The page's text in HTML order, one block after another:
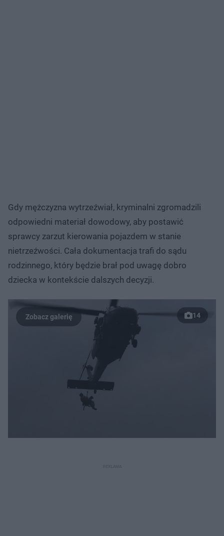
Gdy mężczyzna wytrzeźwiał, kryminalni zgromadzili
odpowiedni materiał dowodowy, aby postawić
sprawcy zarzut kierowania pojazdem w stanie
nietrzeźwości. Cała dokumentacja trafi do sądu
rodzinnego, który będzie brał pod uwagę dobro
dziecka w kontekście dalszych decyzji.
14